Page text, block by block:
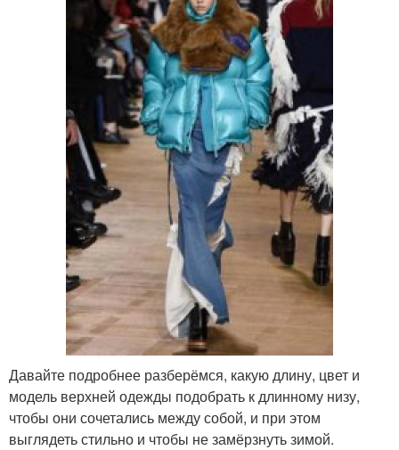
Давайте подробнее разберёмся, какую длину, цвет и
модель верхней одежды подобрать к длинному низу,
чтобы они сочетались между собой, и при этом
выглядеть стильно и чтобы не замёрзнуть зимой.